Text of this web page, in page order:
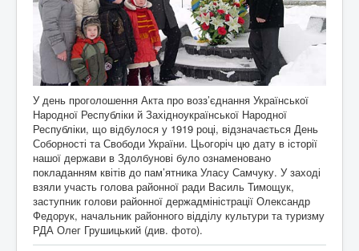
У день проголошення Акта про возз’єднання Української
Народної Республіки й Західноукраїнської Народної
Республіки, що відбулося у 1919 році, відзначається День
Соборності та Свободи України. Цьогоріч цю дату в історії
нашої держави в Здолбунові було ознаменовано
покладанням квітів до пам’ятника Уласу Самчуку. У заході
взяли участь голова районної ради Василь Тимощук,
заступник голови районної держадміністрації Олександр
Федорук, начальник районного відділу культури та туризму
РДА Олег Грушицький (див. фото).